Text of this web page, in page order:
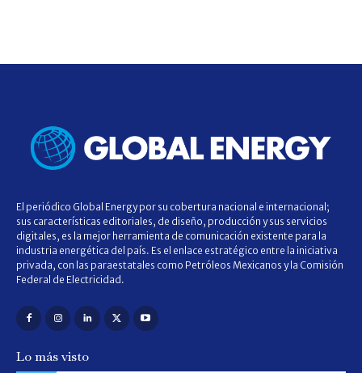
El periódico Global Energy por su cobertura nacional e internacional;
sus características editoriales, de diseño, producción y sus servicios
digitales, es la mejor herramienta de comunicación existente para la
industria energética del país. Es el enlace estratégico entre la iniciativa
privada, con las paraestatales como Petróleos Mexicanos y la Comisión
Federal de Electricidad.
Lo más visto